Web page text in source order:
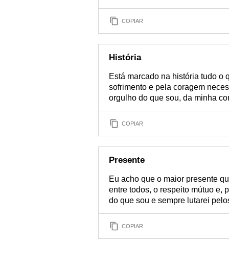
COPIAR
História
Está marcado na história tudo o
sofrimento e pela coragem
orgulho do que sou, da minha
COPIAR
Presente
Eu acho que o maior presente
entre todos, o respeito mútuo e,
do que sou e sempre lutarei
COPIAR